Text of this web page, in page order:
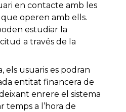
en contacte amb les
operen amb ells.
estudiar la
a través de la
els usuaris es podran
entitat financera de
enrere el sistema
temps a l’hora de